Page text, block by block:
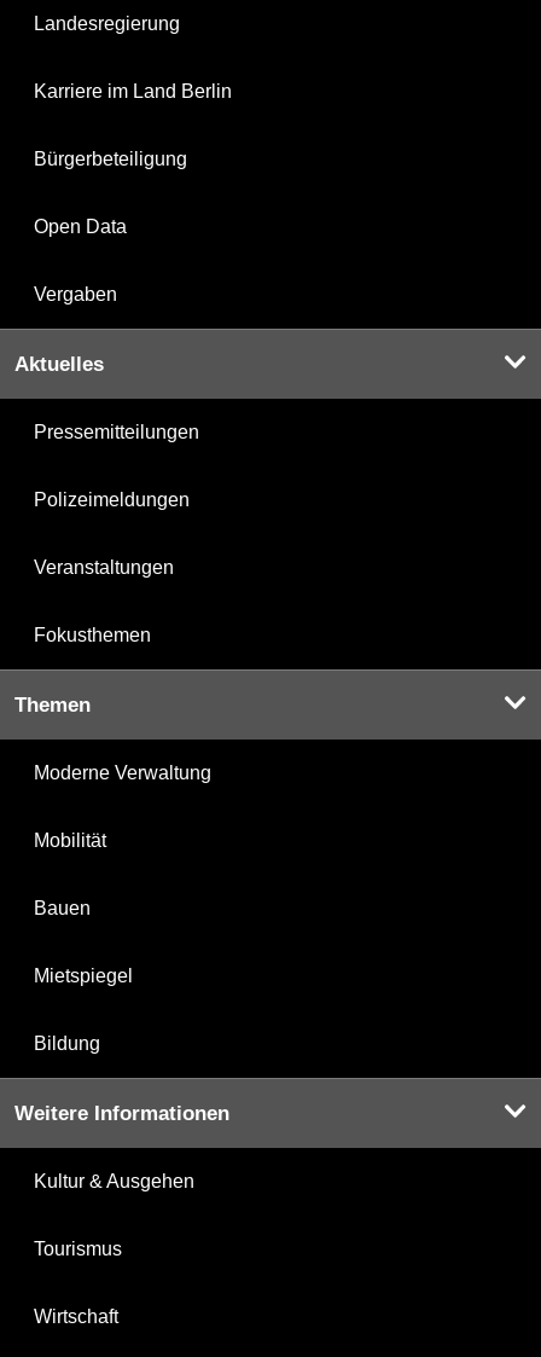
Landesregierung
Karriere im Land Berlin
Bürgerbeteiligung
Open Data
Vergaben
Aktuelles
Pressemitteilungen
Polizeimeldungen
Veranstaltungen
Fokusthemen
Themen
Moderne Verwaltung
Mobilität
Bauen
Mietspiegel
Bildung
Weitere Informationen
Kultur & Ausgehen
Tourismus
Wirtschaft